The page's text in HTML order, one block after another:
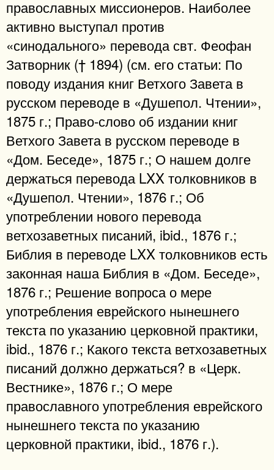
православных миссионеров. Наиболее
активно выступал против
«синодального» перевода свт. Феофан
Затворник († 1894) (см. его статьи: По
поводу издания книг Ветхого Завета в
русском переводе в «Душепол. Чтении»,
1875 г.; Право-слово об издании книг
Ветхого Завета в русском переводе в
«Дом. Беседе», 1875 г.; О нашем долге
держаться перевода LXX толковников в
«Душепол. Чтении», 1876 г.; Об
употреблении нового перевода
ветхозаветных писаний, ibid., 1876 г.;
Библия в переводе LXX толковников есть
законная наша Библия в «Дом. Беседе»,
1876 г.; Решение вопроса о мере
употребления еврейского нынешнего
текста по указанию церковной практики,
ibid., 1876 г.; Какого текста ветхозаветных
писаний должно держаться? в «Церк.
Вестнике», 1876 г.; О мере
православного употребления еврейского
нынешнего текста по указанию
церковной практики, ibid., 1876 г.).